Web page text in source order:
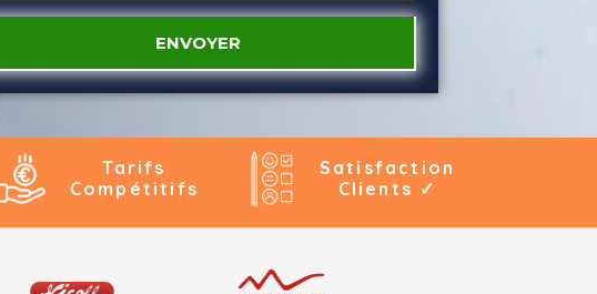
ENVOYER
Tarifs
Compétitifs
Satisfaction
Clients ✓